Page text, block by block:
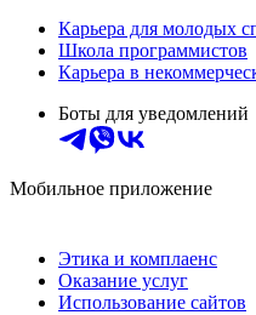
Карьера для молодых
Школа программистов
Карьера в
Боты для уведомлений
Мобильное приложение
Этика и комплаенс
Оказание услуг
Использование сайтов